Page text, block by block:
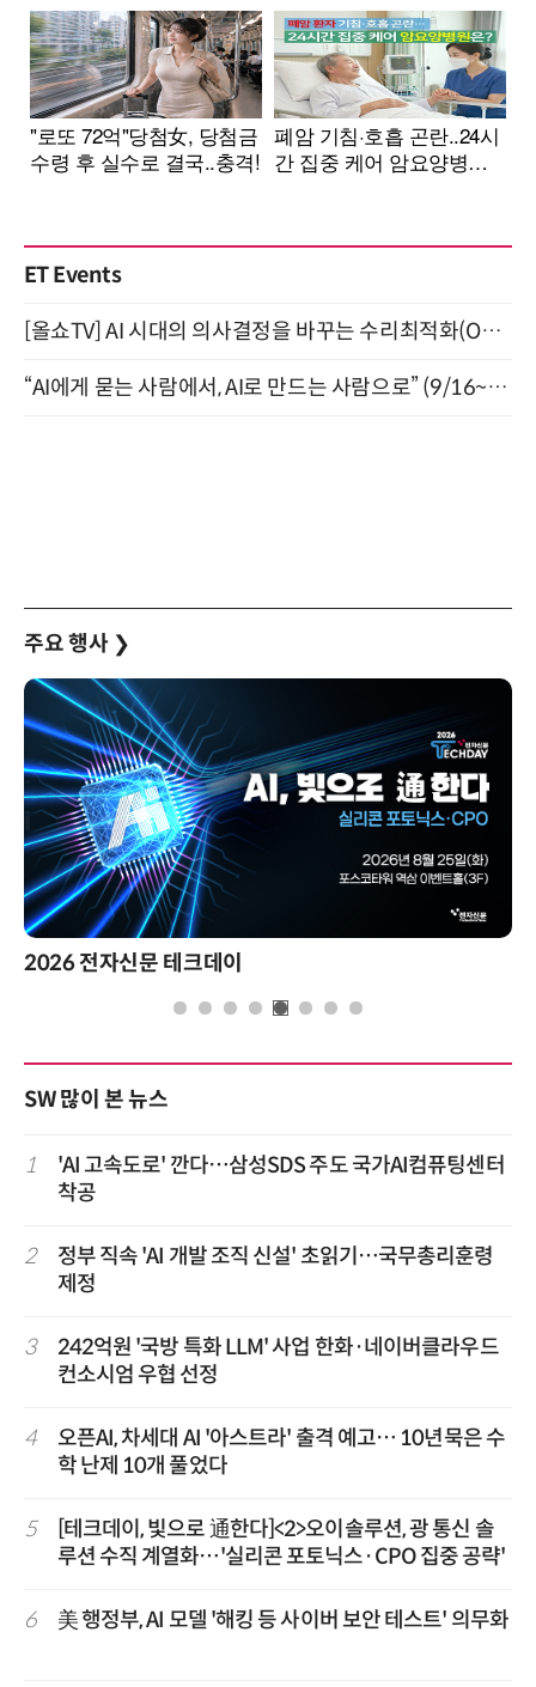
ET Events
[올쇼TV] AI 시대의 의사결정을 바꾸는 수리최적화(Optimization) 소개 (8/20 생방송)
“AI에게 묻는 사람에서, AI로 만드는 사람으로” (9/16~17)
주요 행사 ❯
2026 전자신문 테크데이
SW 많이 본 뉴스
1
'AI 고속도로' 깐다…삼성SDS 주도 국가AI컴퓨팅센터
착공
2
정부 직속 'AI 개발 조직 신설' 초읽기…국무총리훈령
제정
3
242억원 '국방 특화 LLM' 사업 한화·네이버클라우드
컨소시엄 우협 선정
4
오픈AI, 차세대 AI '아스트라' 출격 예고… 10년묵은 수
학 난제 10개 풀었다
5
[테크데이, 빛으로 通한다]<2>오이솔루션, 광 통신 솔
루션 수직 계열화…'실리콘 포토닉스·CPO 집중 공략'
6 美 행정부, AI 모델 '해킹 등 사이버 보안 테스트' 의무화